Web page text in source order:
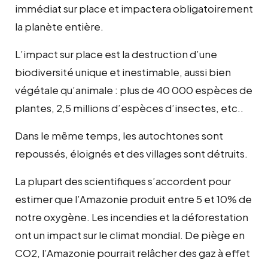
immédiat sur place et impactera obligatoirement
la planète entière.
L’impact sur place est la destruction d’une
biodiversité unique et inestimable, aussi bien
végétale qu’animale : plus de 40 000 espèces de
plantes, 2,5 millions d’espèces d’insectes, etc..
Dans le même temps, les autochtones sont
repoussés, éloignés et des villages sont détruits.
La plupart des scientifiques s’accordent pour
estimer que l’Amazonie produit entre 5 et 10% de
notre oxygène. Les incendies et la déforestation
ont un impact sur le climat mondial. De piège en
CO2, l’Amazonie pourrait relâcher des gaz à effet